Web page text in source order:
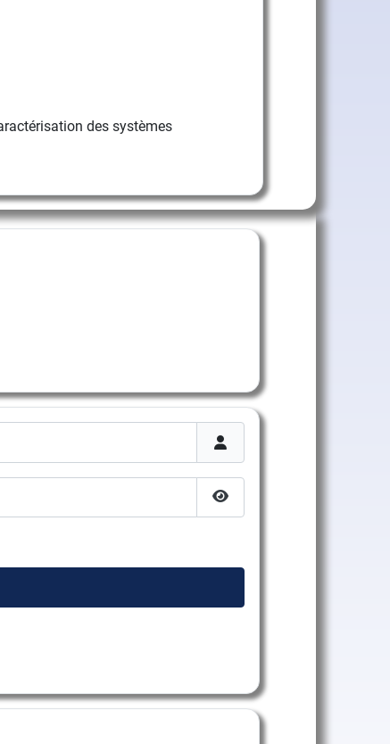
Afficher le mot de passe
des systèmes